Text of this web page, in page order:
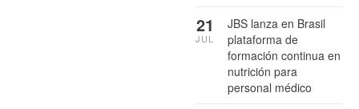
JBS lanza en Brasil
plataforma de
formación continua en
nutrición para
personal médico
21
JUL